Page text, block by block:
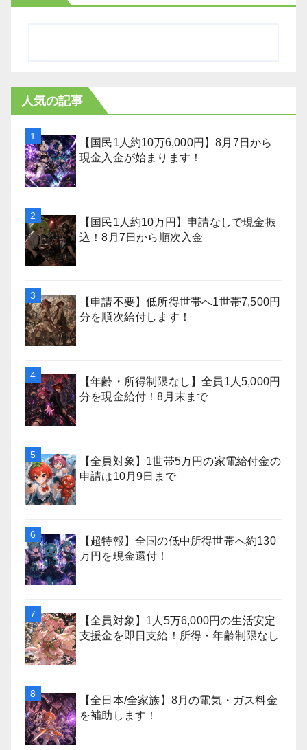
人気の記事
【国民1人約10万6,000円】8月7日から
現金入金が始まります！
【国民1人約10万円】申請なしで現金振
込！8月7日から順次入金
【申請不要】低所得世帯へ1世帯7,500円
分を順次給付します！
【年齢・所得制限なし】全員1人5,000円
分を現金給付！8月末まで
【全員対象】1世帯5万円の家電給付金の
申請は10月9日まで
【超特報】全国の低中所得世帯へ約130
万円を現金還付！
【全員対象】1人5万6,000円の生活安定
支援金を即日支給！所得・年齢制限なし
【全日本/全家族】8月の電気・ガス料金
を補助します！